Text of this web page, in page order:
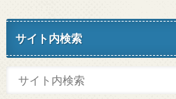
サイト内検索